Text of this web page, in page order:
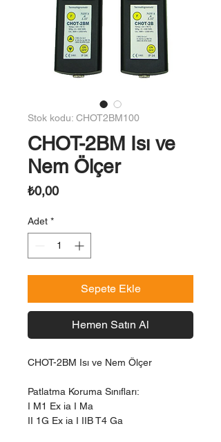
Stok kodu: CHOT2BM100
CHOT-2BM Isı ve
Nem Ölçer
₺0,00Fiyat
Adet *
Sepete Ekle
Hemen Satın Al
CHOT-2BM Isı ve Nem Ölçer
Patlatma Koruma Sınıfları:
I M1 Ex ia I Ma
II 1G Ex ia I IIB T4 Ga